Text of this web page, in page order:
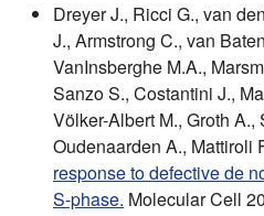
Dreyer J., Ricci G., van
J., Armstrong C., van
VanInsberghe M.A.,
Sanzo S., Costantini J.,
Völker-Albert M., Groth A.,
Oudenaarden A., Mattiroli
response to defective de
S-phase. Molecular Cell